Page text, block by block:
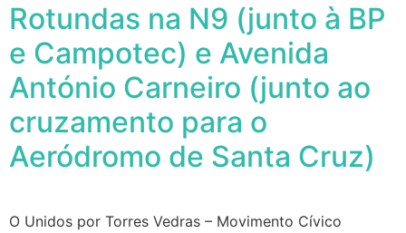
Rotundas na N9 (junto à BP
e Campotec) e Avenida
António Carneiro (junto ao
cruzamento para o
Aeródromo de Santa Cruz)
O Unidos por Torres Vedras – Movimento Cívico